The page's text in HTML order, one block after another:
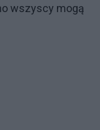
wszyscy mogą